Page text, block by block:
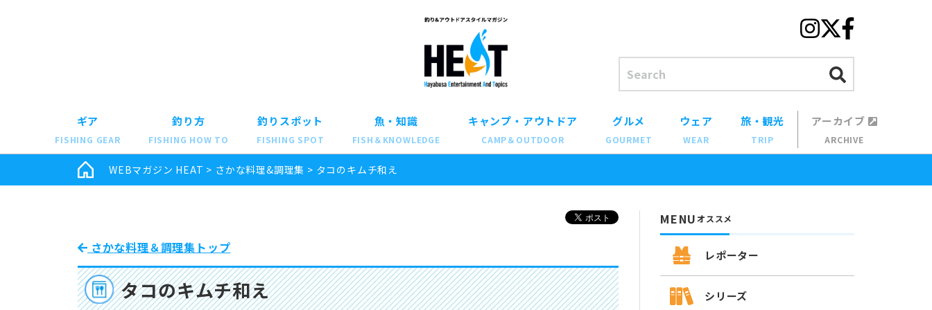
ギア
FISHING GEAR
釣り方
FISHING HOW TO
釣りスポット
FISHING SPOT
魚・知識
FISH＆KNOWLEDGE
キャンプ・アウトドア
CAMP＆OUTDOOR
グルメ
GOURMET
ウェア
WEAR
旅・観光
TRIP
アーカイブ
ARCHIVE
WEBマガジン HEAT > さかな料理&調理集 > タコのキムチ和え
さかな料理＆調理集トップ
タコのキムチ和え
MENUオススメ
レポーター
シリーズ